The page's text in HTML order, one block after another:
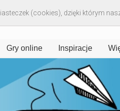
Gry online Inspiracje
(cookies), dzięki którym